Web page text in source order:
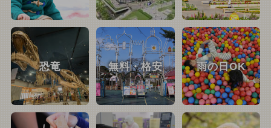
恐竜 無料・格安 雨の日OK